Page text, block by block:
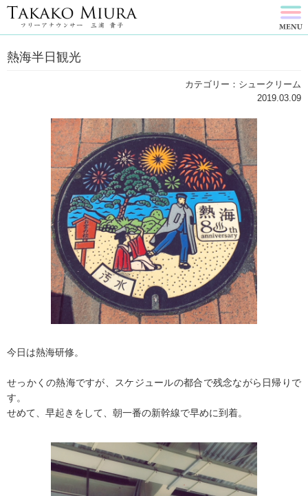
熱海半日観光
カテゴリー：シュークリーム
2019.03.09
今日は熱海研修。
せっかくの熱海ですが、スケジュールの都合で残念ながら日帰りで
す。
せめて、早起きをして、朝一番の新幹線で早めに到着。